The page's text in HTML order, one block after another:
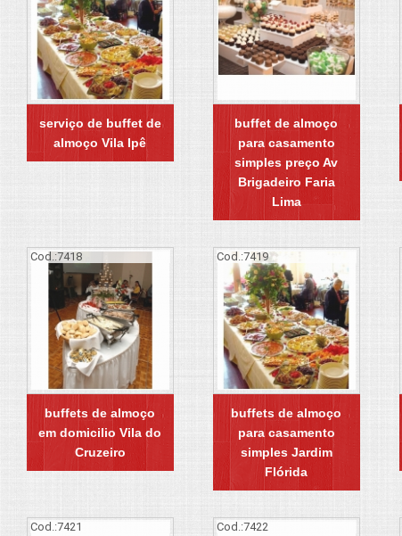
serviço de buffet de
almoço Vila Ipê
buffet de almoço
para casamento
simples preço Av
Brigadeiro Faria
Lima
Cod.:7418
buffets de almoço
em domicilio Vila do
Cruzeiro
Cod.:7419
buffets de almoço
para casamento
simples Jardim
Flórida
Cod.:7421 Cod.:7422